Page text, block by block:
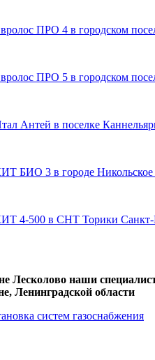
ПРО 4 в городском
ПРО 5 в городском
Антей в поселке
БИО 3 в городе Никольское
4-500 в СНТ Торики Санкт-
Лесколово наши
Ленинградской области
систем газоснабжения